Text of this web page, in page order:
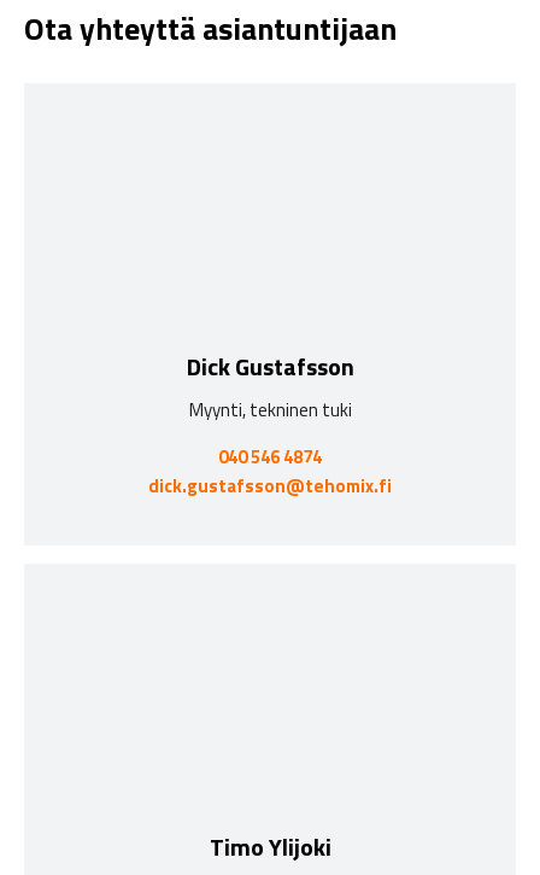
Ota yhteyttä asiantuntijaan
Dick Gustafsson
Myynti, tekninen tuki
040 546 4874
dick.gustafsson@tehomix.fi
Timo Ylijoki